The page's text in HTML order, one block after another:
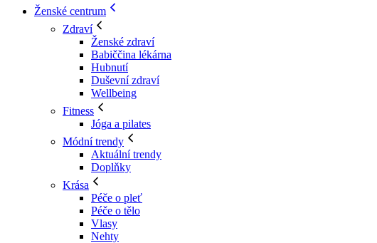
Ženské centrum
Zdraví
Ženské zdraví
Babiččina lékárna
Hubnutí
Duševní zdraví
Wellbeing
Fitness
Jóga a pilates
Módní trendy
Aktuální trendy
Doplňky
Krása
Péče o pleť
Péče o tělo
Vlasy
Nehty